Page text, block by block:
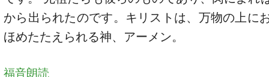
から出られたのです。キリストは、万物の上に
ほめたたえられる神、アーメン。
福音朗読